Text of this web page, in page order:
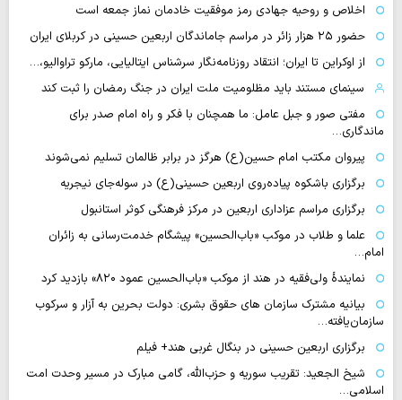
اخلاص و روحیه جهادی رمز موفقیت خادمان نماز جمعه است
حضور ۲۵ هزار زائر در مراسم جاماندگان اربعین حسینی در کربلای ایران
از اوکراین تا ایران؛ انتقاد روزنامه‌نگار سرشناس ایتالیایی، مارکو تراوالیو،…
سینمای مستند باید مظلومیت ملت ایران در جنگ رمضان را ثبت کند
مفتی صور و جبل عامل: ما همچنان با فکر و راه امام صدر برای
ماندگاری…
پیروان مکتب امام حسین(ع) هرگز در برابر ظالمان تسلیم نمی‌شوند
برگزاری باشکوه پیاده‌روی اربعین حسینی(ع) در سوله‌جای نیجریه
برگزاری مراسم عزاداری اربعین در مرکز فرهنگی کوثر استانبول
علما و طلاب در موکب «باب‌الحسین» پیشگام خدمت‌رسانی به زائران
امام…
نمایندهٔ ولی‌فقیه در هند از موکب «باب‌الحسین عمود ۸۲۰» بازدید کرد
بیانیه مشترک سازمان های حقوق بشری: دولت بحرین به آزار و سرکوب
سازمان‌یافته…
برگزاری اربعین حسینی در بنگال غربی هند+ فیلم
شیخ الجعید: تقریب سوریه و حزب‌الله، گامی مبارک در مسیر وحدت امت
اسلامی…